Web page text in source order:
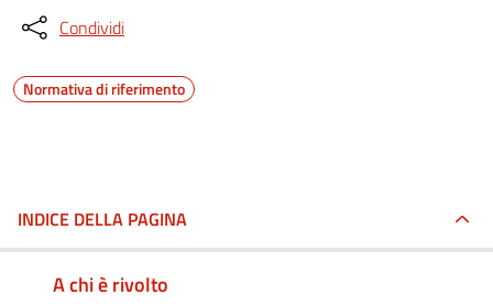
Condividi
Normativa di riferimento
INDICE DELLA PAGINA
A chi è rivolto